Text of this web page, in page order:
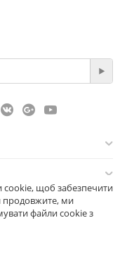
cookie, щоб забезпечити
продовжите, ми
файли cookie з